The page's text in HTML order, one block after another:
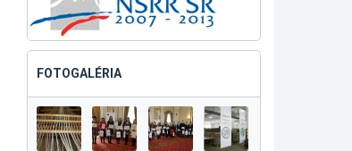
FOTOGALÉRIA